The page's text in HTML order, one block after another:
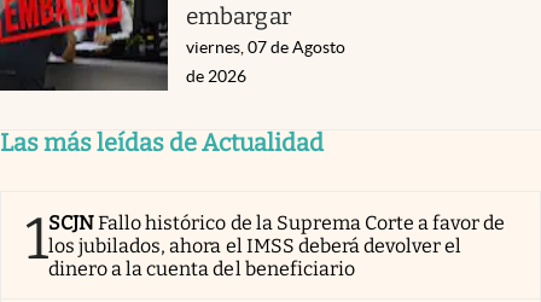
embargar
viernes, 07 de Agosto
de 2026
Las más leídas de Actualidad
1SCJNFallo histórico de la Suprema Corte a favor de
los jubilados, ahora el IMSS deberá devolver el
dinero a la cuenta del beneficiario